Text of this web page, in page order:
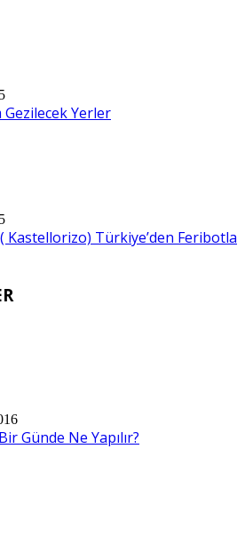
Yerler
( Kastellorizo) Türkiye’den Feribotla
Günde Ne Yapılır?